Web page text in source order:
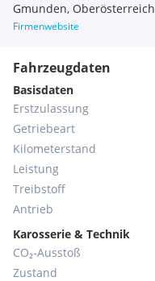
Gmunden, Oberösterreich
Firmenwebsite
Fahrzeugdaten
Basisdaten
Erstzulassung
Getriebeart
Kilometerstand
Leistung
Treibstoff
Antrieb
Karosserie & Technik
CO₂-Ausstoß
Zustand